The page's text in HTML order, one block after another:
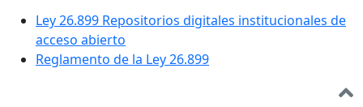
Ley 26.899 Repositorios digitales institucionales de
acceso abierto
Reglamento de la Ley 26.899